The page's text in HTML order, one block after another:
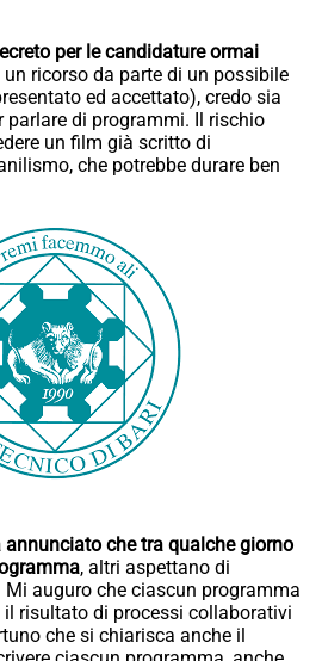
per le candidature ormai
un ricorso da parte di un possibile
ed accettato), credo sia
parlare di programmi. Il rischio
un film già scritto di
che potrebbe durare ben
che tra qualche giorno
, altri aspettano di
Mi auguro che ciascun programma
risultato di processi collaborativi
che si chiarisca anche il